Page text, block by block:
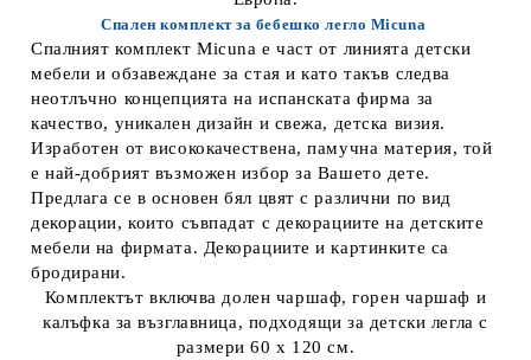
Спален комплект за бебешко легло Micuna
Спалният комплект Micuna е част от линията детски
мебели и обзавеждане за стая и като такъв следва
неотлъчно концепцията на испанската фирма за
качество, уникален дизайн и свежа, детска визия.
Изработен от висококачествена, памучна материя, той
е най-добрият възможен избор за Вашето дете.
Предлага се в основен бял цвят с различни по вид
декорации, които съвпадат с декорациите на детските
мебели на фирмата. Декорациите и картинките са
бродирани.
Комплектът включва долен чаршаф, горен чаршаф и
калъфка за възглавница, подходящи за детски легла с
размери 60 х 120 см.